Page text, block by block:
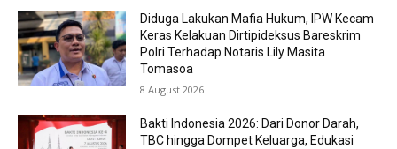
Diduga Lakukan Mafia Hukum, IPW Kecam
Keras Kelakuan Dirtipideksus Bareskrim
Polri Terhadap Notaris Lily Masita
Tomasoa
8 August 2026
Bakti Indonesia 2026: Dari Donor Darah,
TBC hingga Dompet Keluarga, Edukasi